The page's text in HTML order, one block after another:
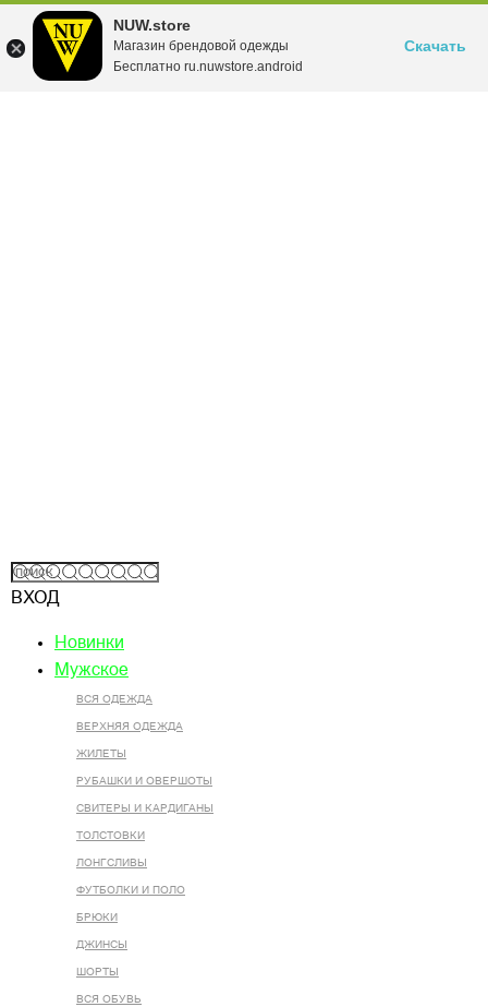
NUW.store
Магазин брендовой одежды
Бесплатно ru.nuwstore.android
Скачать
ВХОД
Новинки
Мужское
ВСЯ ОДЕЖДА
ВЕРХНЯЯ ОДЕЖДА
ЖИЛЕТЫ
РУБАШКИ И ОВЕРШОТЫ
СВИТЕРЫ И КАРДИГАНЫ
ТОЛСТОВКИ
ЛОНГСЛИВЫ
ФУТБОЛКИ И ПОЛО
БРЮКИ
ДЖИНСЫ
ШОРТЫ
ВСЯ ОБУВЬ